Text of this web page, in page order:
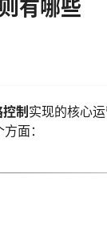
有哪些
制实现的核心
面：